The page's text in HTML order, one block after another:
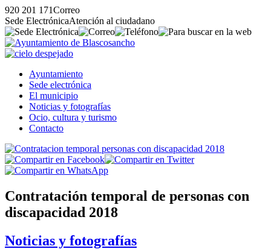
920 201 171Correo
Sede ElectrónicaAtención al ciudadano
Ayuntamiento
Sede electrónica
El municipio
Noticias y fotografías
Ocio, cultura y turismo
Contacto
Contratación temporal de personas con
discapacidad 2018
Noticias y fotografías